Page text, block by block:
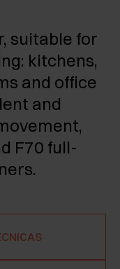
suitable for
kitchens,
and office
and
F70 full-